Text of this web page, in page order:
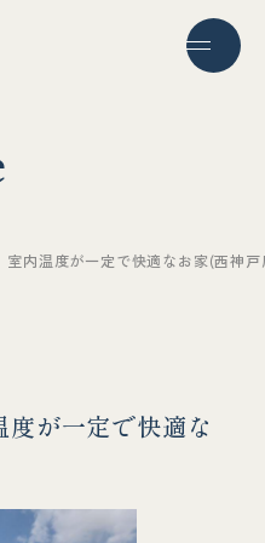
室内温度が一定で快適なお家(西神
度が一定で快適な